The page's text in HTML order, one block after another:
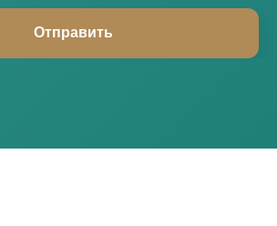
Отправить